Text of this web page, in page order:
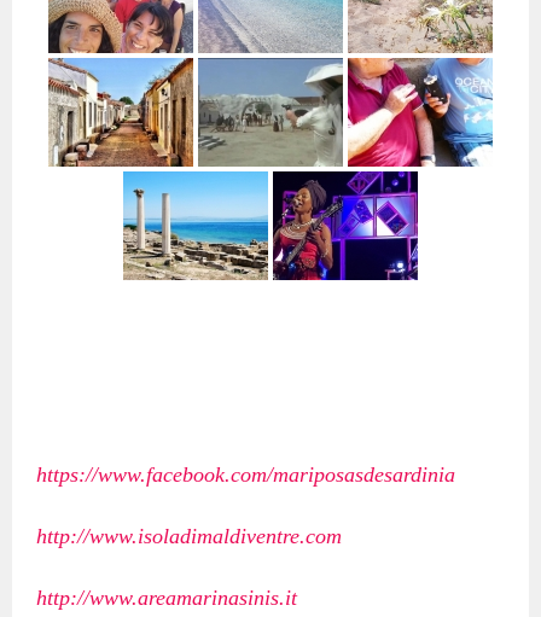
https://www.facebook.com/mariposasdesardinia
http://www.isoladimaldiventre.com
http://www.areamarinasinis.it